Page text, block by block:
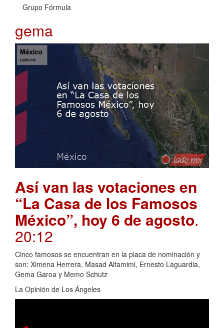
Grupo Fórmula
gema
Así van las votaciones en
“La Casa de los Famosos
México”, hoy 6 de agosto.
20:12
Cinco famosos se encuentran en la placa de nominación y
son: Ximena Herrera, Masad Altamimi, Ernesto Laguardia,
Gema Garoa y Memo Schutz
La Opinión de Los Ángeles